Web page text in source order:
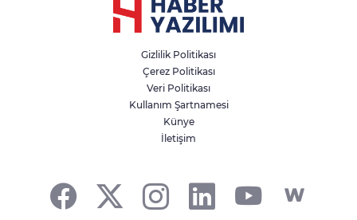
Gizlilik Politikası
Çerez Politikası
Veri Politikası
Kullanım Şartnamesi
Künye
İletişim